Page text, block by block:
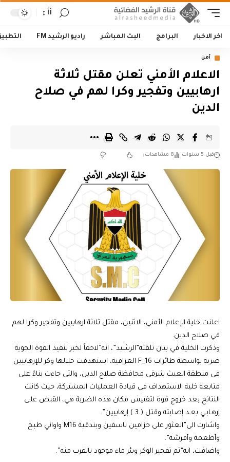
أأ
اخر الاخبار البرامج البث المباشر راديو الرشيد FM
أمن
الاعلام الأمني تعلن مقتل ثلاثة
ارهابيين وتفجير وكرا لهم في صلاح
الدين
قبل 5 سنوات 8 مشاهدات
اعلنت خلية الإعلام الأمني، الاثنين، مقتل ثلاثة ارهابيين وتفجير وكرا لهم
في صلاح الدين.
وذكرت الخلية في بيان تلقته”الرشيد”، انه”لاحقاً لخبر تنفيذ القوة الجوية
ضربة بواسطة طائرات F_16 العراقية، استهدفت خلالها وكر للإرهابيين
في منطقة العيث شرقي محافظة صلاح الدين، والتي جاءت بناءً على
متابعة خلية الاستهداف في قيادة العمليات المشتركة، حيث كانت
النتائج بعد خروج قوة لتفتيش مكان هذه الضربة هي، القبض علـى
إرهـابـي بعـد إصـابته وقتل ( 3 ) إرهابيين”.
واشارت الى”العثور على حزامين ناسفين وبندقية M16 واواني طبخ
وأطعمة وأفرشة”.
واضافت، انه”تم تفجير الوكر وبئر ماء موجود بالقرب منه”.